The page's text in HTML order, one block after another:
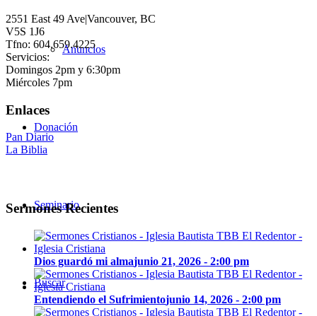
Anuncios
Donación
Seminario
Buscar
2551 East 49 Ave|Vancouver, BC
V5S 1J6
Tfno: 604.659.4225
Servicios:
Domingos 2pm y 6:30pm
Miércoles 7pm
Enlaces
Pan Diario
La Biblia
Sermones Recientes
Dios guardó mi almajunio 21, 2026 - 2:00 pm
Entendiendo el Sufrimientojunio 14, 2026 - 2:00 pm